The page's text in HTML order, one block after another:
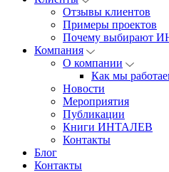
Отзывы клиентов
Примеры проектов
Почему выбирают
Компания
О компании
Как мы
Новости
Мероприятия
Публикации
Книги ИНТАЛЕВ
Контакты
Блог
Контакты